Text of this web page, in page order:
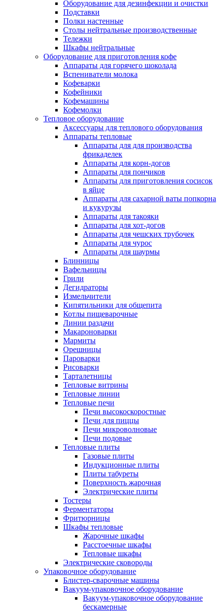
Оборудование для дезинфекции и очистки
Подставки
Полки настенные
Столы нейтральные производственные
Тележки
Шкафы нейтральные
Оборудование для приготовления кофе
Аппараты для горячего шоколада
Вспениватели молока
Кофеварки
Кофейники
Кофемашины
Кофемолки
Тепловое оборудование
Аксессуары для теплового оборудования
Аппараты тепловые
Аппараты для для производства
фрикаделек
Аппараты для корн-догов
Аппараты для пончиков
Аппараты для приготовления сосисок
в яйце
Аппараты для сахарной ваты попкорна
и кукурузы
Аппараты для такояки
Аппараты для хот-догов
Аппараты для чешских трубочек
Аппараты для чурос
Аппараты для шаурмы
Блинницы
Вафельницы
Грили
Дегидраторы
Измельчители
Кипятильники для общепита
Котлы пищеварочные
Линии раздачи
Макароноварки
Мармиты
Орешницы
Пароварки
Рисоварки
Тарталетницы
Тепловые витрины
Тепловые линии
Тепловые печи
Печи высокоскоростные
Печи для пиццы
Печи микроволновые
Печи подовые
Тепловые плиты
Газовые плиты
Индукционные плиты
Плиты табуреты
Поверхность жарочная
Электрические плиты
Тостеры
Ферментаторы
Фритюрницы
Шкафы тепловые
Жарочные шкафы
Расстоечные шкафы
Тепловые шкафы
Электрические сковороды
Упаковочное оборудование
Блистер-сварочные машины
Вакуум-упаковочное оборудование
Вакуум-упаковочное оборудование
беcкамерные